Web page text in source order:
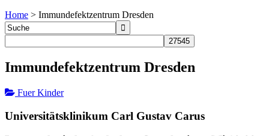
Home > Immundefektzentrum Dresden
Immundefektzentrum Dresden
Fuer Kinder
Universitätsklinikum Carl Gustav Carus